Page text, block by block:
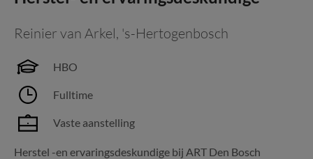
Reinier van Arkel, 's-Hertogenbosch
HBO
Fulltime
Vaste aanstelling
Herstel -en ervaringsdeskundige bij ART Den Bosch